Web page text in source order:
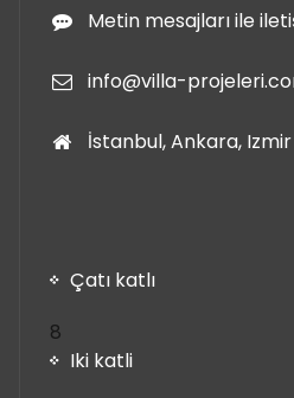
Metin mesajları ile
info@villa-
İstanbul, Ankara, Izmir
Çatı katlı
8
ürün
Iki katli